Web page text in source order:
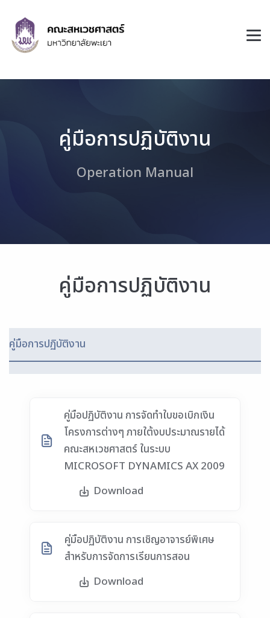
คู่มือการปฏิบัติงาน
Operation Manual
คู่มือการปฏิบัติงาน
คู่มือการปฏิบัติงาน
คู่มือปฏิบัติงาน การจัดทำใบขอเบิกเงิน
โครงการต่างๆ ภายใต้งบประมาณรายได้
คณะสหเวชศาสตร์ ในระบบ
MICROSOFT DYNAMICS AX 2009
Download
คู่มือปฏิบัติงาน การเชิญอาจารย์พิเศษ
สำหรับการจัดการเรียนการสอน
Download